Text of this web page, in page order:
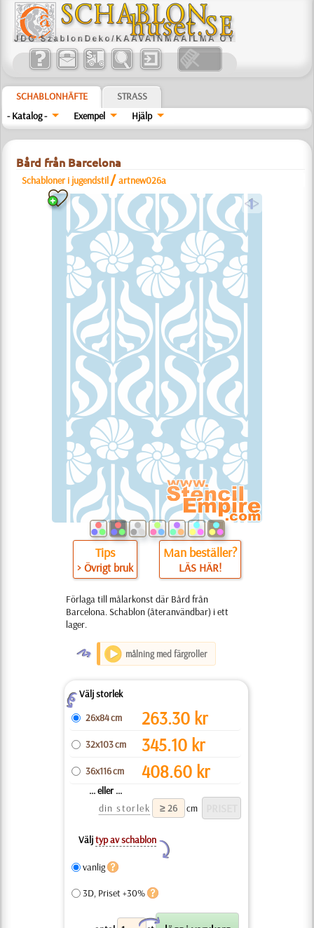
SCHABLONHÄFTE
STRASS
- Katalog -
Exempel Hjälp
Bård från Barcelona
Schabloner i jugendstil /artnew026a
a
Tips
> Övrigt bruk
Man beställer?
LÄS HÄR!
Förlaga till målarkonst där Bård från
Barcelona. Schablon (återanvändbar) i ett
lager.
O målning med färgroller
ZVälj storlek
26x84 cm
263.30 kr
32x103 cm 345.10 kr
36x116 cm 408.60 kr
... eller ...
din storlek
cm
Väljtyp av schablon
Y
vanlig
3D, Priset +30%